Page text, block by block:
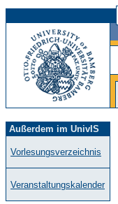
Außerdem im UnivIS
Vorlesungsverzeichnis
Veranstaltungskalender